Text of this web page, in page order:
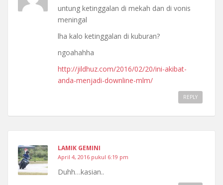
untung ketinggalan di mekah dan di vonis
meningal
lha kalo ketinggalan di kuburan?
ngoahahha
http://jildhuz.com/2016/02/20/ini-akibat-
anda-menjadi-downline-mlm/
REPLY
LAMIK GEMINI
April 4, 2016 pukul 6:19 pm
Duhh…kasian..